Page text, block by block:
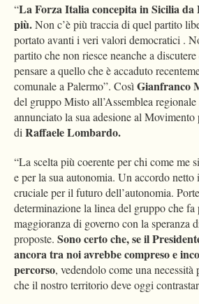
“La Forza Italia concepita in Sicilia da
più.Non c’è più traccia di quel partito
portato avanti i veri valori democratici .
partito che non riesce neanche a
pensare a quello che è accaduto
comunale a Palermo”. CosìGianfranco
del gruppo Misto all’Assemblea
annunciato la sua adesione al
diRaffaele Lombardo.
“La scelta più coerente per chi come me
e per la sua autonomia. Un accordo
cruciale per il futuro dell’autonomia.
determinazione la linea del gruppo che fa
maggioranza di governo con la speranza
proposte. Sono certo che, se il
ancora tra noi avrebbe compreso e
percorso, vedendolo come una
che il nostro territorio deve oggi